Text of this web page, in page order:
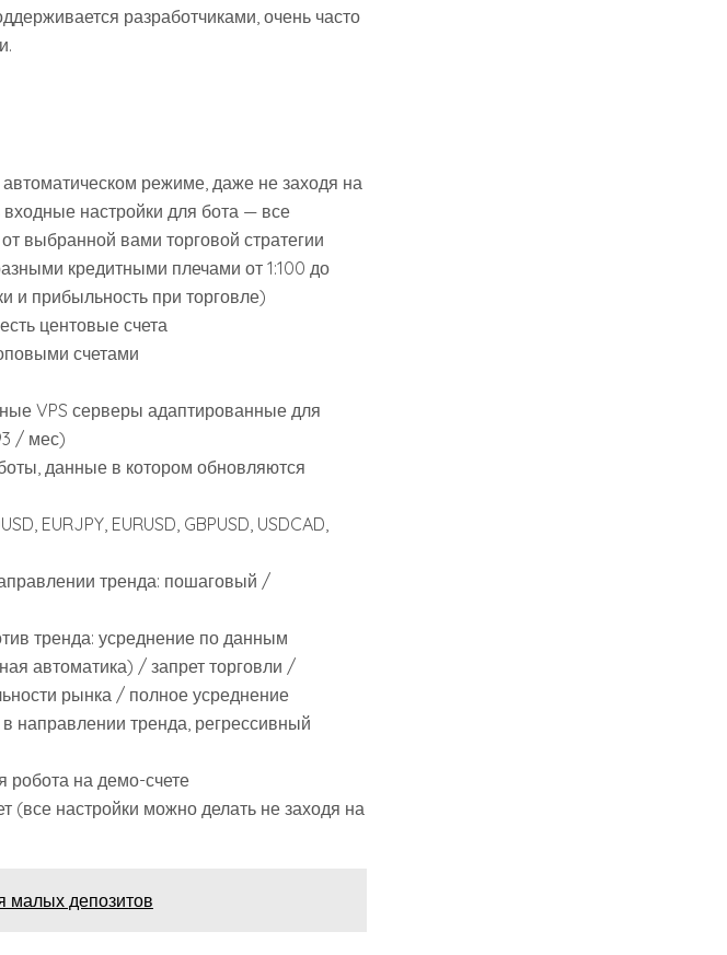
разработчиками, очень часто
режиме, даже не заходя на
настройки для бота — все
выбранной вами торговой стратегии
кредитными плечами от 1:100 до
и прибыльность при торговле)
центовые счета
счетами
VPS серверы адаптированные для
/ мес)
данные в котором обновляются
EURJPY, EURUSD, GBPUSD, USDCAD,
тренда: пошаговый /
тренда: усреднение по данным
автоматика) / запрет торговли /
рынка / полное усреднение
направлении тренда, регрессивный
робота на демо-счете
(все настройки можно делать не заходя на
малых депозитов